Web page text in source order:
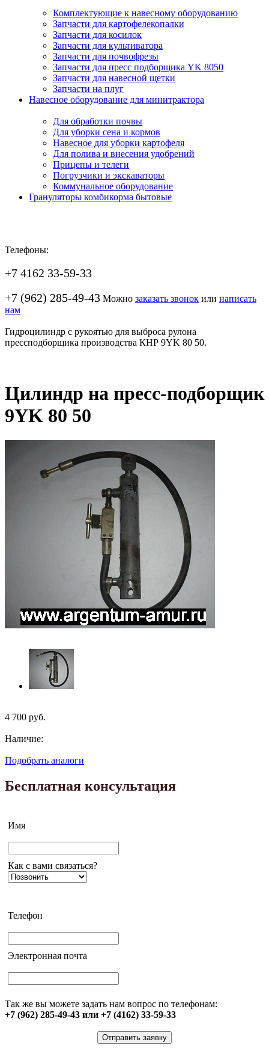
Комплектующие к навесному оборудованию
Запчасти для картофелекопалки
Запчасти для косилок
Запчасти для культиватора
Запчасти для почвофрезы
Запчасти для пресс подборщика YK 8050
Запчасти для навесной щетки
Запчасти на плуг
Навесное оборудование для минитрактора
Для обработки почвы
Для уборки сена и кормов
Навесное для уборки картофеля
Для полива и внесения удобрений
Прицепы и телеги
Погрузчики и экскаваторы
Коммунальное оборудование
Грануляторы комбикорма бытовые
Телефоны:
+7 4162 33-59-33
+7 (962) 285-49-43 Можно заказать звонок или написать
нам
Гидроцилиндр с рукоятью для выброса рулона
прессподборщика производства КНР 9YK 80 50.
Цилиндр на пресс-подборщик
9YK 80 50
4 700 руб.
Наличие:
Подобрать аналоги
Бесплатная консультация
Имя
Как с вами связаться?
Телефон
Электронная почта
Так же вы можете задать нам вопрос по телефонам:
+7 (962) 285-49-43 или +7 (4162) 33-59-33
Отправить заявку